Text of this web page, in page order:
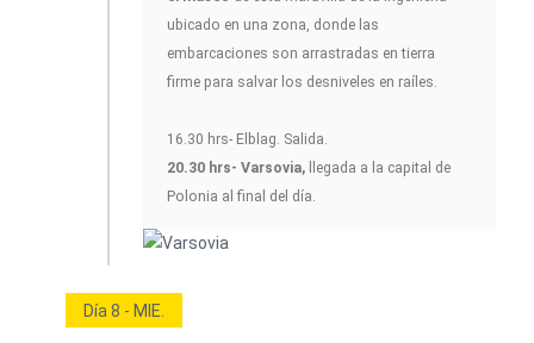
ubicado en una zona, donde las
embarcaciones son arrastradas en tierra
firme para salvar los desniveles en raíles.
16.30 hrs- Elblag. Salida.
20.30 hrs- Varsovia, llegada a la capital de
Polonia al final del día.
Día 8 - MIE.